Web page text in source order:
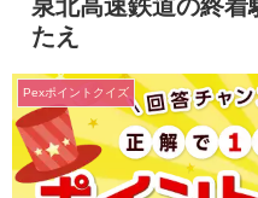
泉北高速鉄道の終着
たえ
Pexポイントクイズ